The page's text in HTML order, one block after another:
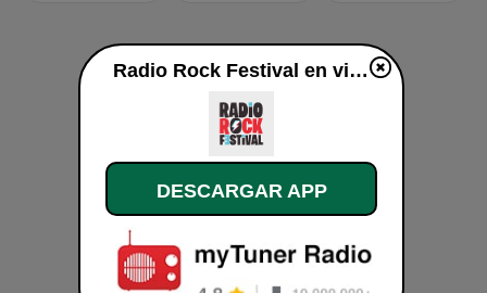
Radio Rock Festival en vivo
DESCARGAR APP